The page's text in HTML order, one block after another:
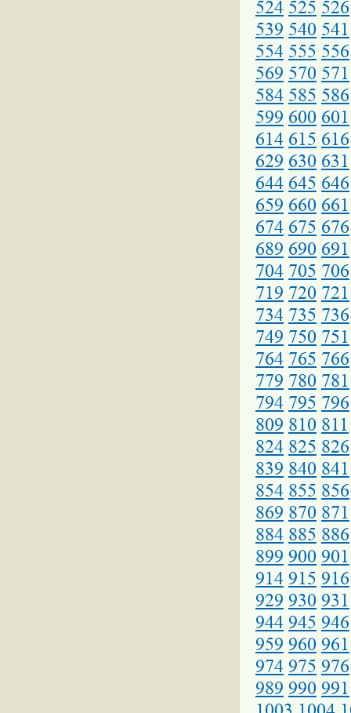
524 525 526
539 540 541
554 555 556
569 570 571
584 585 586
599 600 601
614 615 616
629 630 631
644 645 646
659 660 661
674 675 676
689 690 691
704 705 706
719 720 721
734 735 736
749 750 751
764 765 766
779 780 781
794 795 796
809 810 811
824 825 826
839 840 841
854 855 856
869 870 871
884 885 886
899 900 901
914 915 916
929 930 931
944 945 946
959 960 961
974 975 976
989 990 991